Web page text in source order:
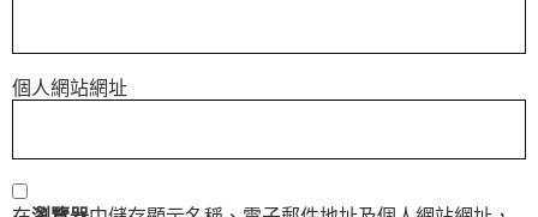
個人網站網址